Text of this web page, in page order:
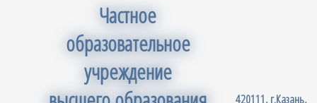
Частное
образовательное
учреждение
420111, г.Казань,